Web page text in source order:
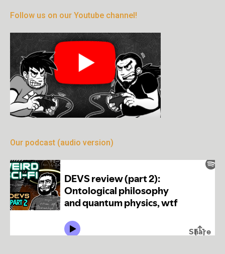
Follow us on our Youtube channel!
Our podcast (audio version)